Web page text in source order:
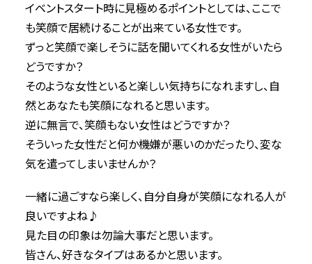
イベントスタート時に見極めるポイントとしては、ここで
も笑顔で居続けることが出来ている女性です。
ずっと笑顔で楽しそうに話を聞いてくれる女性がいたら
どうですか？
そのような女性といると楽しい気持ちになれますし、自
然とあなたも笑顔になれると思います。
逆に無言で、笑顔もない女性はどうですか？
そういった女性だと何か機嫌が悪いのかだったり、変な
気を遣ってしまいませんか？
一緒に過ごすなら楽しく、自分自身が笑顔になれる人が
良いですよね♪
見た目の印象は勿論大事だと思います。
皆さん、好きなタイプはあるかと思います。